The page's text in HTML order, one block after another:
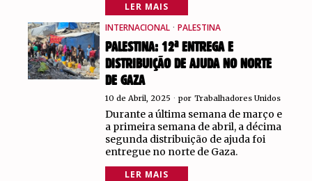
LER MAIS
INTERNACIONAL · PALESTINA
PALESTINA: 12ª ENTREGA E
DISTRIBUIÇÃO DE AJUDA NO NORTE
DE GAZA
10 de Abril, 2025 por Trabalhadores Unidos
Durante a última semana de março e
a primeira semana de abril, a décima
segunda distribuição de ajuda foi
entregue no norte de Gaza.
LER MAIS